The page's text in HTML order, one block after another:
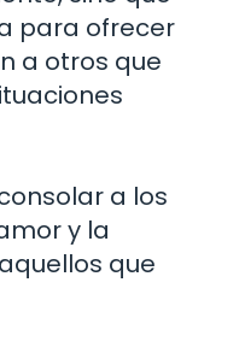
para ofrecer
a otros que
a los
y la
que